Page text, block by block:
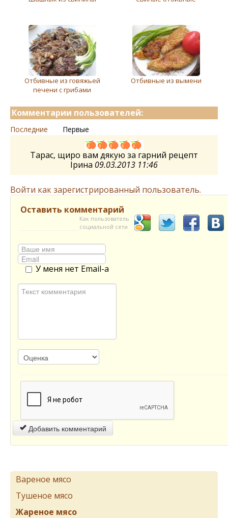
Отбивные из говяжьей
печени с грибами
Отбивные из вымени
Комментарии пользователей:
Последние Первые
Тарас, щиро вам дякую за гарний рецепт
Ірина 09.03.2013 11:46
Войти как зарегистрированный пользователь.
Оставить комментарий
Как пользователь
социальной сети
У меня нет Email-а
Добавить комментарий
Вареное мясо
Тушеное мясо
Жареное мясо